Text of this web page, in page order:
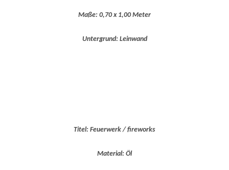
Maße: 0,70 x 1,00 Meter
Untergrund: Leinwand
Titel: Feuerwerk / fireworks
Material: Öl